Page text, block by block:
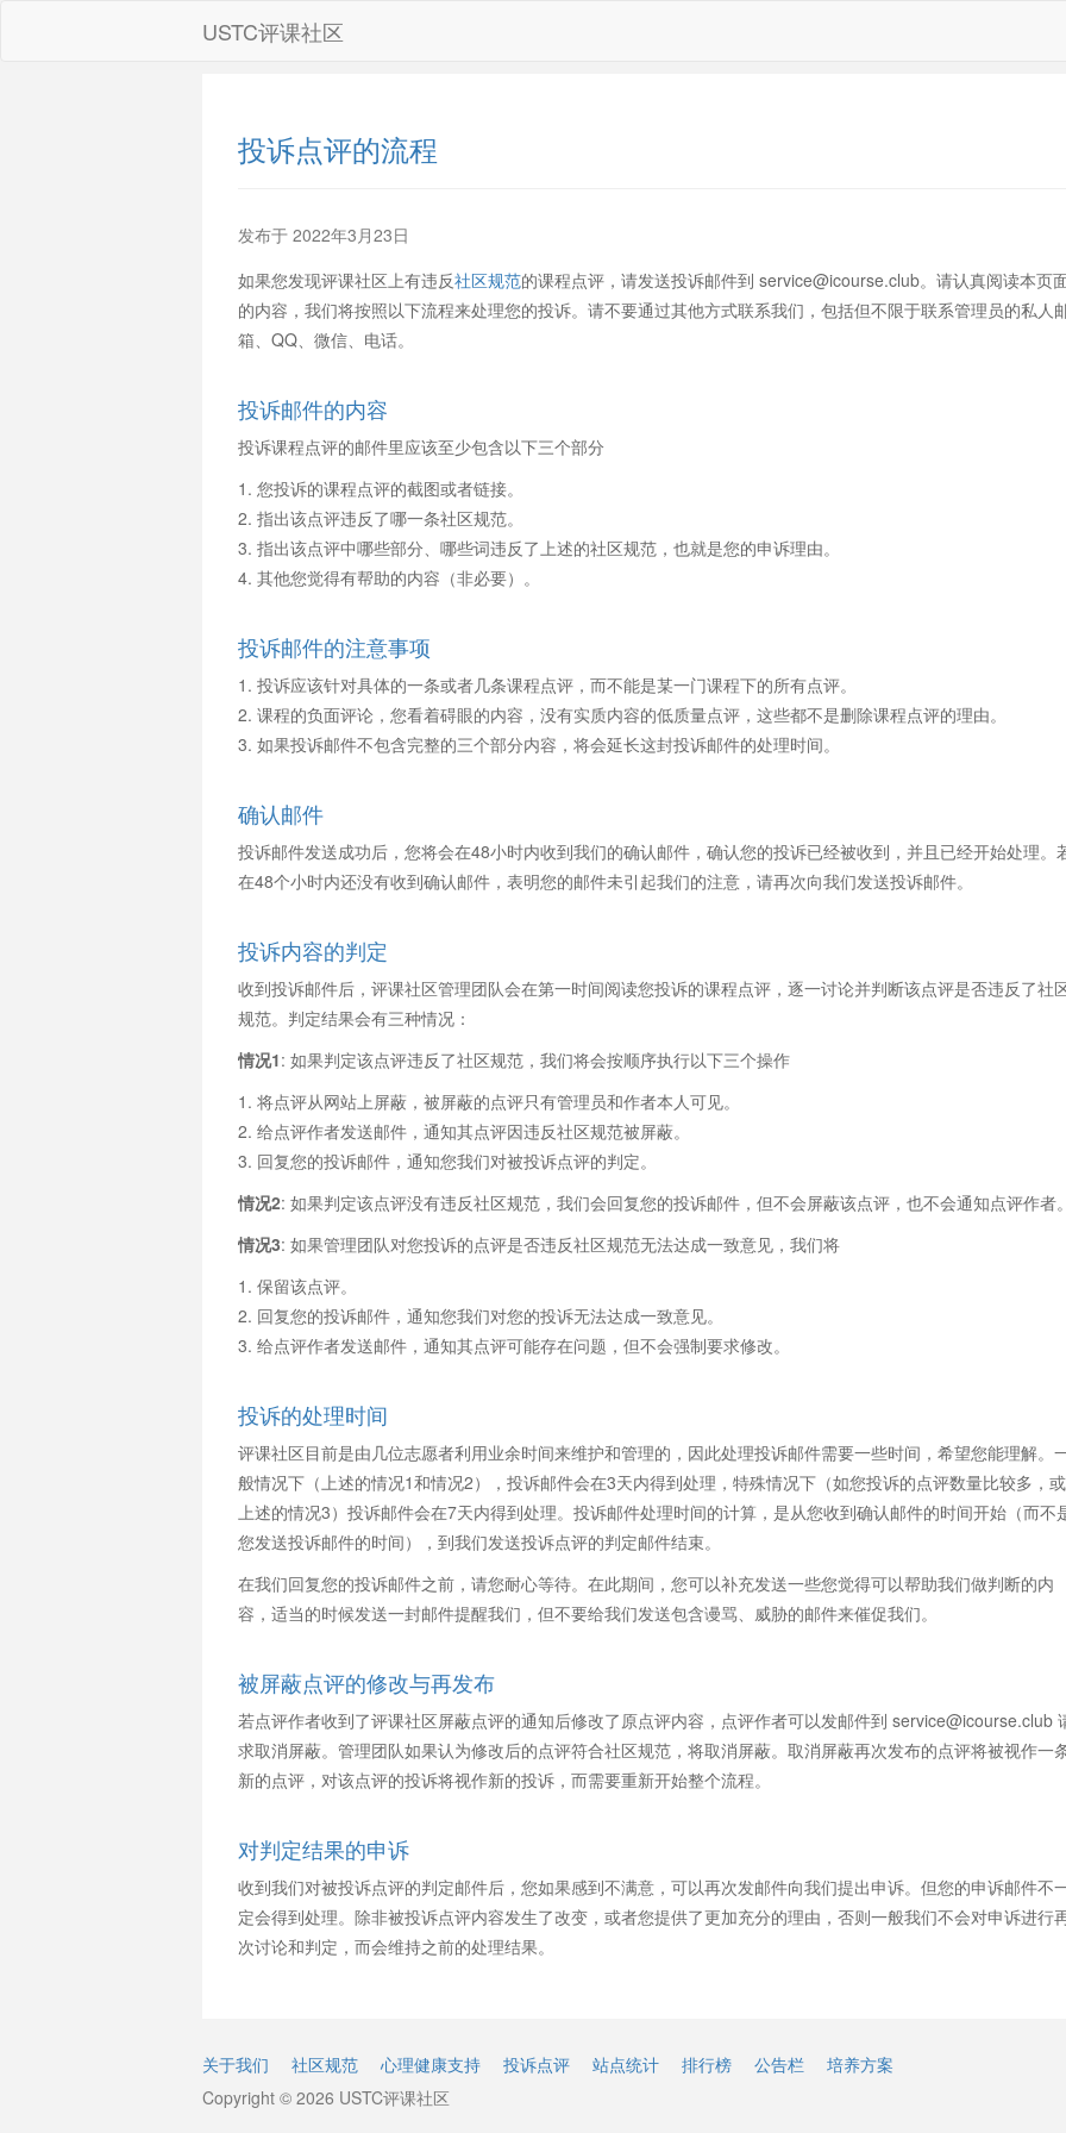
USTC评课社区
投诉点评的流程
发布于 2022年3月23日
如果您发现评课社区上有违反社区规范的课程点评，请发送投诉邮件到 service@icourse.club。请认真阅读本页
的内容，我们将按照以下流程来处理您的投诉。请不要通过其他方式联系我们，包括但不限于联系管理员的私人
箱、QQ、微信、电话。
投诉邮件的内容
投诉课程点评的邮件里应该至少包含以下三个部分
1. 您投诉的课程点评的截图或者链接。
2. 指出该点评违反了哪一条社区规范。
3. 指出该点评中哪些部分、哪些词违反了上述的社区规范，也就是您的申诉理由。
4. 其他您觉得有帮助的内容（非必要）。
投诉邮件的注意事项
1. 投诉应该针对具体的一条或者几条课程点评，而不能是某一门课程下的所有点评。
2. 课程的负面评论，您看着碍眼的内容，没有实质内容的低质量点评，这些都不是删除课程点评的理由。
3. 如果投诉邮件不包含完整的三个部分内容，将会延长这封投诉邮件的处理时间。
确认邮件
投诉邮件发送成功后，您将会在48小时内收到我们的确认邮件，确认您的投诉已经被收到，并且已经开始处理。
在48个小时内还没有收到确认邮件，表明您的邮件未引起我们的注意，请再次向我们发送投诉邮件。
投诉内容的判定
收到投诉邮件后，评课社区管理团队会在第一时间阅读您投诉的课程点评，逐一讨论并判断该点评是否违反了社
规范。判定结果会有三种情况：
情况1: 如果判定该点评违反了社区规范，我们将会按顺序执行以下三个操作
1. 将点评从网站上屏蔽，被屏蔽的点评只有管理员和作者本人可见。
2. 给点评作者发送邮件，通知其点评因违反社区规范被屏蔽。
3. 回复您的投诉邮件，通知您我们对被投诉点评的判定。
情况2: 如果判定该点评没有违反社区规范，我们会回复您的投诉邮件，但不会屏蔽该点评，也不会通知点评作者
情况3: 如果管理团队对您投诉的点评是否违反社区规范无法达成一致意见，我们将
1. 保留该点评。
2. 回复您的投诉邮件，通知您我们对您的投诉无法达成一致意见。
3. 给点评作者发送邮件，通知其点评可能存在问题，但不会强制要求修改。
投诉的处理时间
评课社区目前是由几位志愿者利用业余时间来维护和管理的，因此处理投诉邮件需要一些时间，希望您能理解。
般情况下（上述的情况1和情况2），投诉邮件会在3天内得到处理，特殊情况下（如您投诉的点评数量比较多，或
上述的情况3）投诉邮件会在7天内得到处理。投诉邮件处理时间的计算，是从您收到确认邮件的时间开始（而不
您发送投诉邮件的时间），到我们发送投诉点评的判定邮件结束。
在我们回复您的投诉邮件之前，请您耐心等待。在此期间，您可以补充发送一些您觉得可以帮助我们做判断的内
容，适当的时候发送一封邮件提醒我们，但不要给我们发送包含谩骂、威胁的邮件来催促我们。
被屏蔽点评的修改与再发布
若点评作者收到了评课社区屏蔽点评的通知后修改了原点评内容，点评作者可以发邮件到 service@icourse.club
求取消屏蔽。管理团队如果认为修改后的点评符合社区规范，将取消屏蔽。取消屏蔽再次发布的点评将被视作一
新的点评，对该点评的投诉将视作新的投诉，而需要重新开始整个流程。
对判定结果的申诉
收到我们对被投诉点评的判定邮件后，您如果感到不满意，可以再次发邮件向我们提出申诉。但您的申诉邮件不
定会得到处理。除非被投诉点评内容发生了改变，或者您提供了更加充分的理由，否则一般我们不会对申诉进行
次讨论和判定，而会维持之前的处理结果。
关于我们 社区规范 心理健康支持 投诉点评 站点统计 排行榜 公告栏
培养方案
Copyright © 2026 USTC评课社区